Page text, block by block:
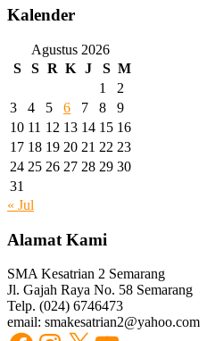
Kalender
Agustus 2026
S
S R K J S M
1
2
3
4 5 6 7 8
9
10 11 12 13 14 15 16
17 18 19 20 21 22 23
24 25 26 27 28 29 30
31
« Jul
Alamat Kami
SMA Kesatrian 2 Semarang
Jl. Gajah Raya No. 58 Semarang
Telp. (024) 6746473
email: smakesatrian2@yahoo.com
FacebookInstagram
X YouTube